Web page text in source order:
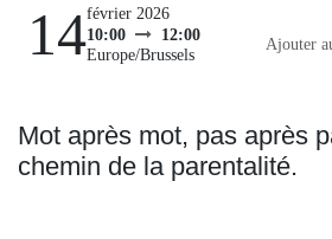
14février 2026
10:00
12:00
Europe/Brussels
Ajouter
Mot après mot, pas après
chemin de la parentalité.